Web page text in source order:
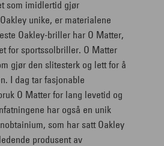
som imidlertid gjør
unike, er materialene
Oakley-briller har O Matter,
for sportssolbriller. O Matter
gjør den slitesterk og lett for å
I dag tar fasjonable
O Matter for lang levetid og
har også en unik
som har satt Oakley
produsent av